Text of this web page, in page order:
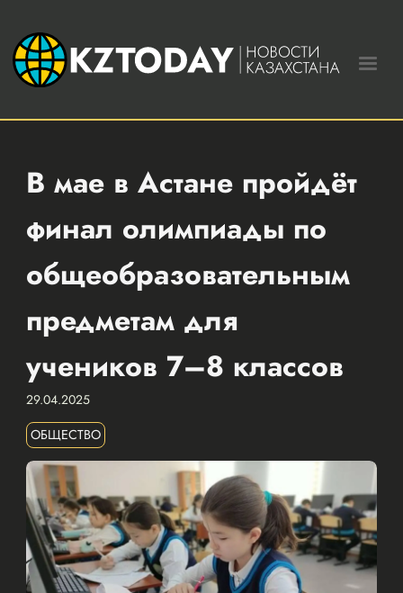
В мае в Астане пройдёт
финал олимпиады по
общеобразовательным
предметам для
учеников 7–8 классов
29.04.2025
ОБЩЕСТВО